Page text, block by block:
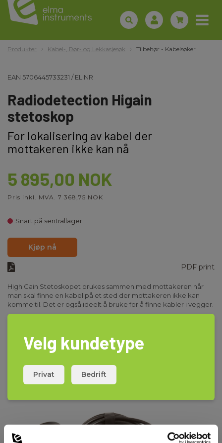
Produkter Kabel-, Rør- og Lekkasjesøk Tilbehør - Kabelsøker
EAN 5706445733231 /EL.NR
Radiodetection Higain
stetoskop
For lokalisering av kabel der
mottakeren ikke kan nå
5 895,00 NOK
Pris inkl. MVA. 7 368,75 NOK
Snart på sentrallager
Kjøp nå
PDF print
High Gain Stetoskopet brukes sammen med mottakeren når
man skal finne en kabel på et sted der mottakeren ikke kan
komme til. Det er også ideelt å bruke for å finne kabler i vegger.
Passer til RD4xxx, RD7xxx / RD8xxx.
Velg kundetype
Privat Bedrift